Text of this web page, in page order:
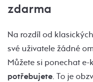
zdarma
Na rozdíl od
své uživatele žádné
Můžete si ponechat e-
potřebujete. To je